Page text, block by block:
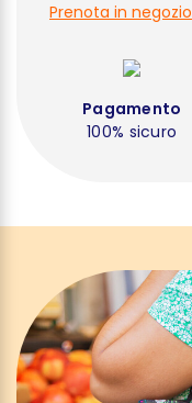
Prenota in negozio
Pagamento
100% sicuro